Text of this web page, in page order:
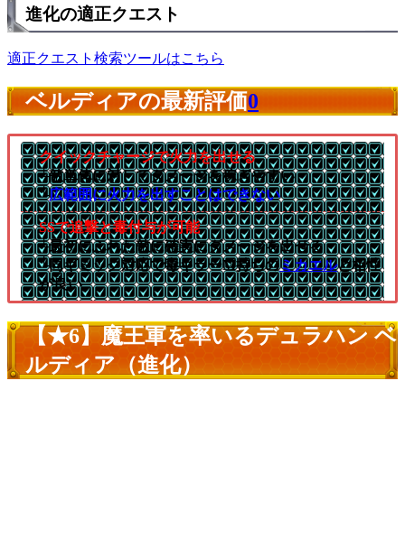
進化の適正クエスト
適正クエスト検索ツールはこちら
ベルディアの最新評価0
クイックチャージで火力を出せる
└敵単体に対してダメージを稼ぎやすい
└広範囲に火力を出すことはできない
SSで追撃と毒付与が可能
└最初にふれた敵に確実にダメージを出せる
└同ギミック対応で毒キラーM持ちのミカエルと相性
が良い
【★6】魔王軍を率いるデュラハン ベ
ルディア（進化）